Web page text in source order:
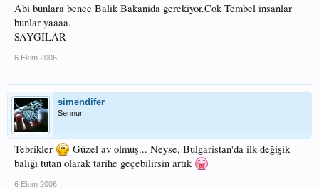
Abi bunlara bence Balik Bakanida gerekiyor.Cok Tembel insanlar
bunlar yaaaa.
SAYGILAR
6 Ekim 2006
simendifer
Sennur
Tebrikler
Güzel av olmuş... Neyse, Bulgaristan'da ilk değişik
balığı tutan olarak tarihe geçebilirsin artık
6 Ekim 2006